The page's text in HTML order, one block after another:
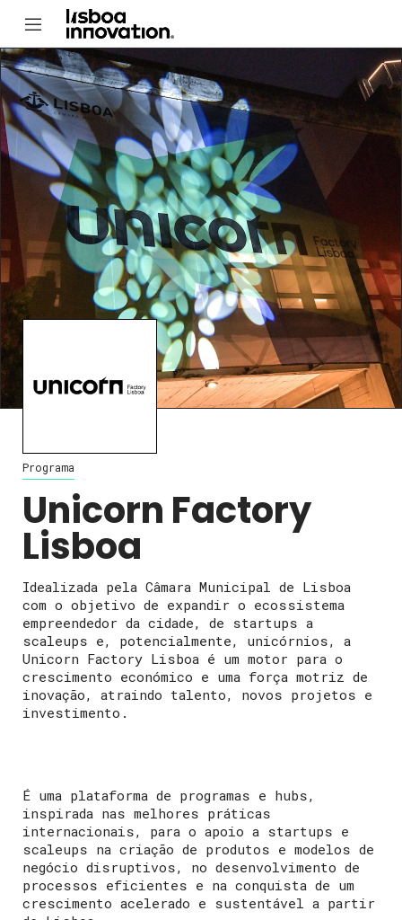
Programa
Unicorn Factory
Lisboa
Idealizada pela Câmara Municipal de Lisboa
com o objetivo de expandir o ecossistema
empreendedor da cidade, de startups a
scaleups e, potencialmente, unicórnios, a
Unicorn Factory Lisboa é um motor para o
crescimento económico e uma força motriz de
inovação, atraindo talento, novos projetos e
investimento.
É uma plataforma de programas e hubs,
inspirada nas melhores práticas
internacionais, para o apoio a startups e
scaleups na criação de produtos e modelos de
negócio disruptivos, no desenvolvimento de
processos eficientes e na conquista de um
crescimento acelerado e sustentável a partir